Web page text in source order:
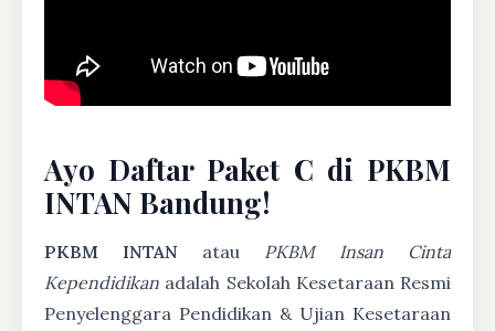
Ayo Daftar Paket C di PKBM
INTAN Bandung!
PKBM INTAN atau PKBM Insan Cinta
Kependidikan adalah Sekolah Kesetaraan Resmi
Penyelenggara Pendidikan & Ujian Kesetaraan